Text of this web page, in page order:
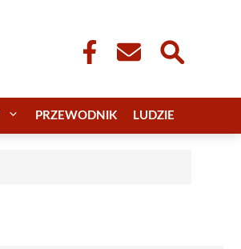
PRZEWODNIK LUDZIE